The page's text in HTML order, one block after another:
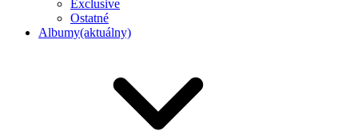
Exclusive
Ostatné
Albumy(aktuálny)